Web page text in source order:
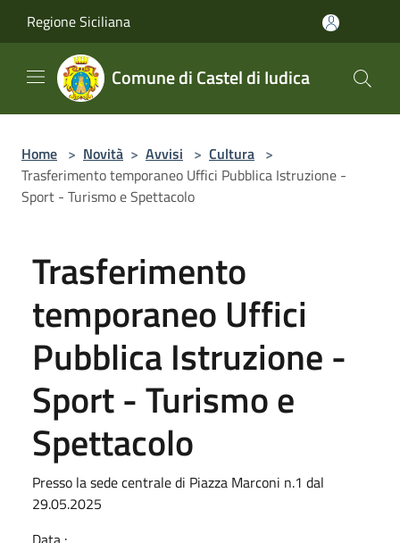
Regione Siciliana
Comune di Castel di Iudica
Home > Novità > Avvisi > Cultura >
Trasferimento temporaneo Uffici Pubblica Istruzione -
Sport - Turismo e Spettacolo
Trasferimento
temporaneo Uffici
Pubblica Istruzione -
Sport - Turismo e
Spettacolo
Presso la sede centrale di Piazza Marconi n.1 dal
29.05.2025